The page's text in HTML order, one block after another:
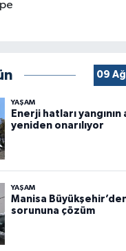
09
YAŞAM
Enerji hatları yangının
yeniden onarılıyor
YAŞAM
Manisa
sorununa çözüm